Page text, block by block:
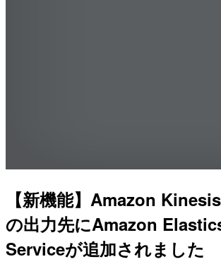
【新機能】Amazon
の出力先にAmazon
Serviceが追加されました